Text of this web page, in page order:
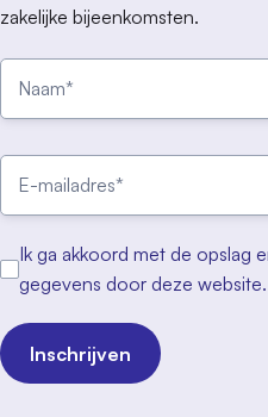
zakelijke bijeenkomsten.
Ik ga akkoord met de opslag
gegevens door deze website.
Inschrijven